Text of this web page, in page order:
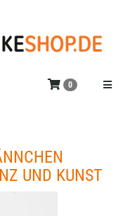
Menü
0
UND KUNST